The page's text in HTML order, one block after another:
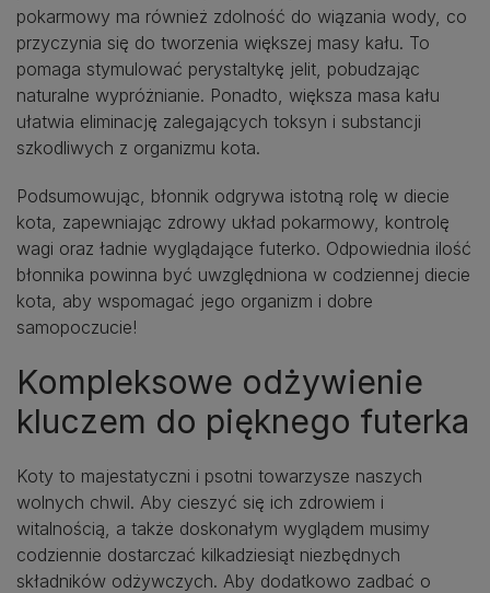
pokarmowy ma również zdolność do wiązania wody, co
przyczynia się do tworzenia większej masy kału. To
pomaga stymulować perystaltykę jelit, pobudzając
naturalne wypróżnianie. Ponadto, większa masa kału
ułatwia eliminację zalegających toksyn i substancji
szkodliwych z organizmu kota.
Podsumowując, błonnik odgrywa istotną rolę w diecie
kota, zapewniając zdrowy układ pokarmowy, kontrolę
wagi oraz ładnie wyglądające futerko. Odpowiednia ilość
błonnika powinna być uwzględniona w codziennej diecie
kota, aby wspomagać jego organizm i dobre
samopoczucie!
Kompleksowe odżywienie
kluczem do pięknego futerka
Koty to majestatyczni i psotni towarzysze naszych
wolnych chwil. Aby cieszyć się ich zdrowiem i
witalnością, a także doskonałym wyglądem musimy
codziennie dostarczać kilkadziesiąt niezbędnych
składników odżywczych. Aby dodatkowo zadbać o